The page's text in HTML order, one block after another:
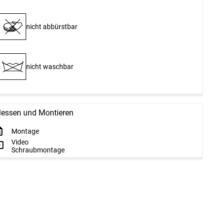
nicht abbürstbar
nicht waschbar
und Montieren
Montage
Video
Schraubmontage